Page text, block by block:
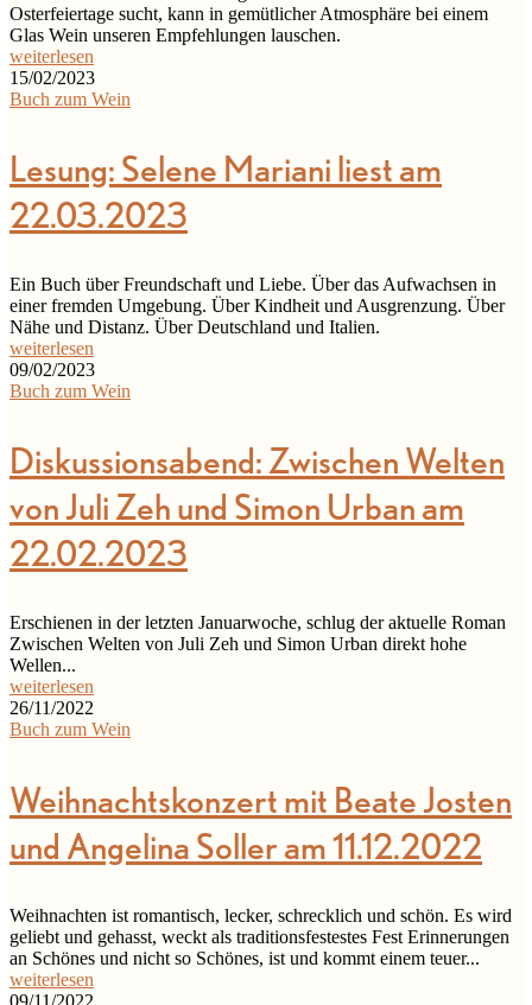
Osterfeiertage sucht, kann in gemütlicher Atmosphäre bei einem
Glas Wein unseren Empfehlungen lauschen.
weiterlesen
15/02/2023
Buch zum Wein
Lesung: Selene Mariani liest am
22.03.2023
Ein Buch über Freundschaft und Liebe. Über das Aufwachsen in
einer fremden Umgebung. Über Kindheit und Ausgrenzung. Über
Nähe und Distanz. Über Deutschland und Italien.
weiterlesen
09/02/2023
Buch zum Wein
Diskussionsabend: Zwischen Welten
von Juli Zeh und Simon Urban am
22.02.2023
Erschienen in der letzten Januarwoche, schlug der aktuelle Roman
Zwischen Welten von Juli Zeh und Simon Urban direkt hohe
Wellen...
weiterlesen
26/11/2022
Buch zum Wein
Weihnachtskonzert mit Beate Josten
und Angelina Soller am 11.12.2022
Weihnachten ist romantisch, lecker, schrecklich und schön. Es wird
geliebt und gehasst, weckt als traditionsfestestes Fest Erinnerungen
an Schönes und nicht so Schönes, ist und kommt einem teuer...
weiterlesen
09/11/2022